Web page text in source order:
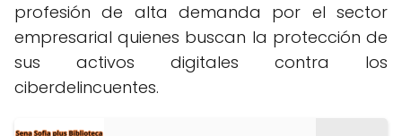
profesión de alta demanda por el sector
empresarial quienes buscan la protección de
sus activos digitales contra los
ciberdelincuentes.